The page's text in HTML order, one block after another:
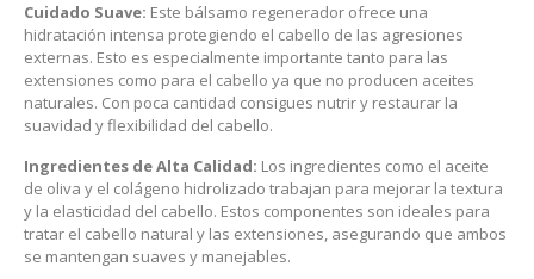
Cuidado Suave: Este bálsamo regenerador ofrece una
hidratación intensa protegiendo el cabello de las agresiones
externas. Esto es especialmente importante tanto para las
extensiones como para el cabello ya que no producen aceites
naturales. Con poca cantidad consigues nutrir y restaurar la
suavidad y flexibilidad del cabello.
Ingredientes de Alta Calidad: Los ingredientes como el aceite
de oliva y el colágeno hidrolizado trabajan para mejorar la textura
y la elasticidad del cabello. Estos componentes son ideales para
tratar el cabello natural y las extensiones, asegurando que ambos
se mantengan suaves y manejables.